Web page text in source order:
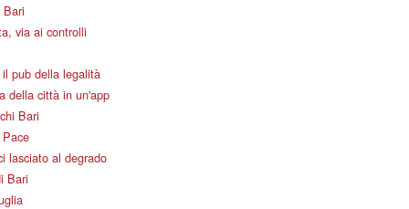
Bari
via ai controlli
pub della legalità
della città in un'app
Bari
lasciato al degrado
Bari